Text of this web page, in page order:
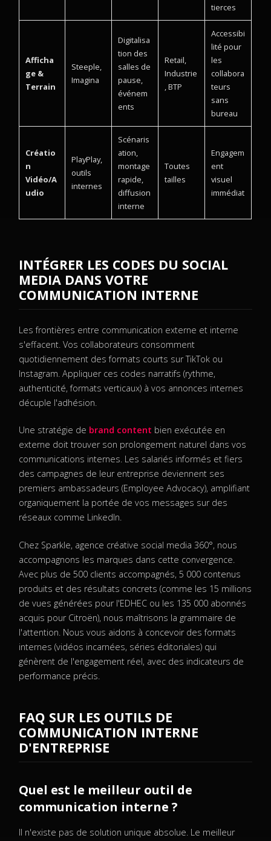
tierces
Afficha
ge &
Terrain
Steeple,
Imagina
Digitalisa
tion des
salles de
pause,
événem
ents
Retail,
Industrie
, BTP
Accessibi
lité pour
les
collabora
teurs
sans
bureau
Créatio
n
Vidéo/A
udio
PlayPlay,
outils
internes
Scénaris
ation,
montage
rapide,
diffusion
interne
Toutes
tailles
Engagem
ent
visuel
immédiat
INTÉGRER LES CODES DU SOCIAL
MEDIA DANS VOTRE
COMMUNICATION INTERNE
Les frontières entre communication externe et interne
s'effacent. Vos collaborateurs consomment
quotidiennement des formats courts sur TikTok ou
Instagram. Appliquer ces codes narratifs (rythme,
authenticité, formats verticaux) à vos annonces internes
décuple l'adhésion.
Une stratégie de brand content bien exécutée en
externe doit trouver son prolongement naturel dans vos
communications internes. Les salariés informés et fiers
des campagnes de leur entreprise deviennent ses
premiers ambassadeurs (Employee Advocacy), amplifiant
organiquement la portée de vos messages sur des
réseaux comme LinkedIn.
Chez Sparkle, agence créative social media 360°, nous
accompagnons les marques dans cette convergence.
Avec plus de 500 clients accompagnés, 5 000 contenus
produits et des résultats concrets (comme les 15 millions
de vues générées pour l'EDHEC ou les 135 000 abonnés
acquis pour Citroën), nous maîtrisons la grammaire de
l'attention. Nous vous aidons à concevoir des formats
internes (vidéos incarnées, séries éditoriales) qui
génèrent de l'engagement réel, avec des indicateurs de
performance précis.
FAQ SUR LES OUTILS DE
COMMUNICATION INTERNE
D'ENTREPRISE
Quel est le meilleur outil de
communication interne ?
Il n'existe pas de solution unique absolue. Le meilleur